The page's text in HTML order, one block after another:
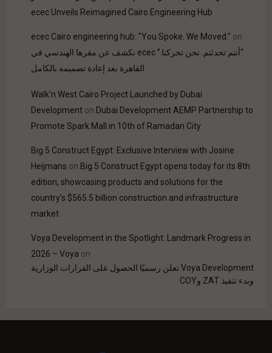
ecec Unveils Reimagined Cairo Engineering Hub
ecec Cairo engineering hub: "You Spoke. We Moved." on
“أنتم تحدثتم. نحن تحركنا.” ecec تكشف عن مقرها الهندسي في
القاهرة بعد إعادة تصميمه بالكامل
Walk'n West Cairo Project Launched by Dubai
Development on Dubai Development AEMP Partnership to
Promote Spark Mall in 10th of Ramadan City
Big 5 Construct Egypt: Exclusive Interview with Josine
Heijmans on Big 5 Construct Egypt opens today for its 8th
edition, showcasing products and solutions for the
country’s $565.5 billion construction and infrastructure
market
Voya Development in the Spotlight: Landmark Progress in
2026 – Voya on
Voya Development تعلن رسميًا الحصول على القرارات الوزارية
وبدء تنفيذ ZAT وCOY